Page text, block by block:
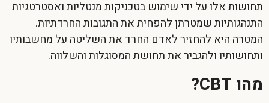
תחושות אלו על ידי שימוש בטכניקות מנטליות ואסטרטגיות
התנהגותיות שמטרתן להפחית את התגובות החרדתיות.
המטרה היא להחזיר לאדם החרד את השליטה על מחשבותיו
ותחושותיו ולהגביר את תחושת המסוגלות והשלווה.
מהו CBT?